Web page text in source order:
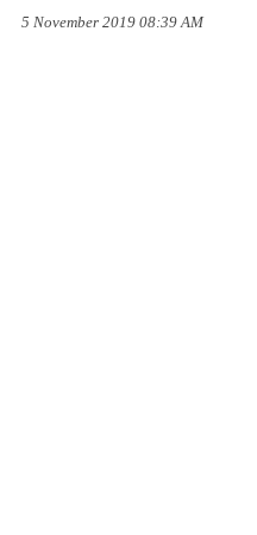
5 November 2019 08:39 AM